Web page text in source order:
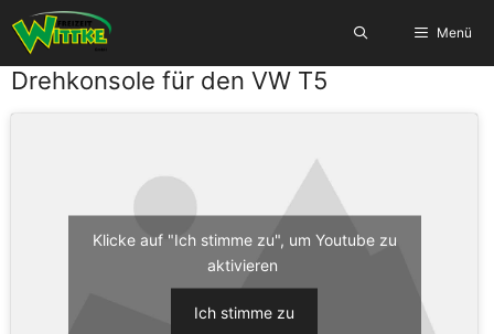
Zum
Inhalt
springen
Menü
Drehkonsole für den VW T5
Klicke auf "Ich stimme zu", um Youtube zu
aktivieren
Ich stimme zu